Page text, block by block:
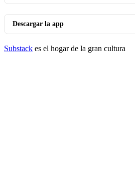
Descargar la app
Substack es el hogar de la gran cultura